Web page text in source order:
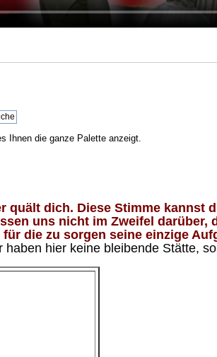
Ihnen die ganze Palette anzeigt.
quält dich. Diese Stimme kannst
uns nicht im Zweifel
die zu sorgen seine einzige
hier keine bleibende Stätte,